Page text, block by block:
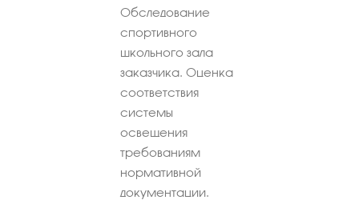
Обследование
спортивного
школьного зала
заказчика. Оценка
соответствия
системы
освещения
требованиям
нормативной
документации.